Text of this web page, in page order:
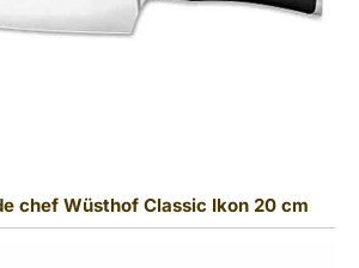
chef Wüsthof Classic Ikon 20 cm